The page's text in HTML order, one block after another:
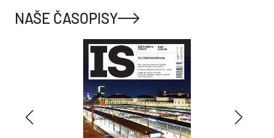
NAŠE ČASOPISY